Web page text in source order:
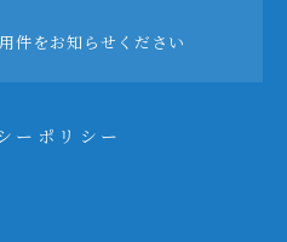
件をお知らせください
ーポリシー